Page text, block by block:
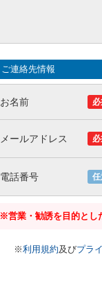
ご連絡先情報
お名前
メールアドレス
電話番号 任
※営業・勧誘を目的とし
※利用規約及びプラ